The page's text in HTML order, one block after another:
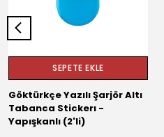
SEPETE EKLE
Göktürkçe Yazılı Şarjör Altı
Tabanca Stickerı -
Yapışkanlı (2'li)